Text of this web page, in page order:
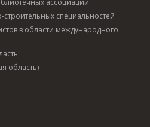
ассоциаций
специальностей
в области международного
область)